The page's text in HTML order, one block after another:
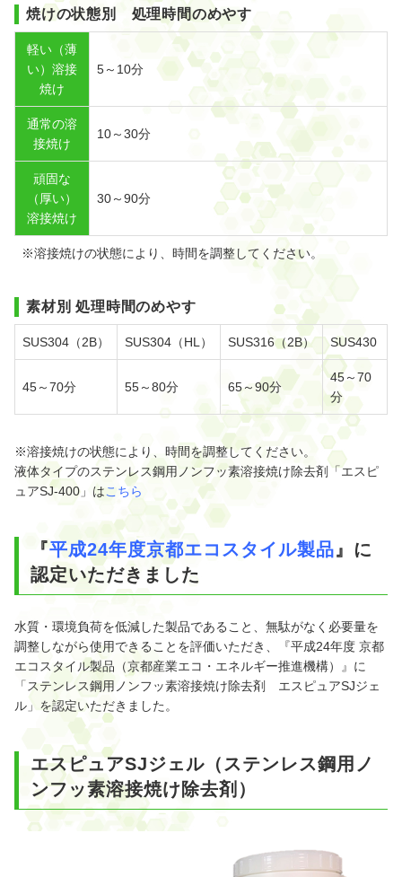
焼けの状態別 処理時間のめやす
軽い（薄
い）溶接
焼け
5～10分
通常の溶
接焼け
10～30分
頑固な
（厚い）
溶接焼け
30～90分
※溶接焼けの状態により、時間を調整してください。
素材別 処理時間のめやす
SUS304（2B） SUS304（HL） SUS316（2B） SUS430
45～70分 55～80分 65～90分
45～70
分
※溶接焼けの状態により、時間を調整してください。
液体タイプのステンレス鋼用ノンフッ素溶接焼け除去剤「エスピ
ュアSJ-400」はこちら
『平成24年度京都エコスタイル製品』に
認定いただきました
水質・環境負荷を低減した製品であること、無駄がなく必要量を
調整しながら使用できることを評価いただき、『平成24年度 京都
エコスタイル製品（京都産業エコ・エネルギー推進機構）』に
「ステンレス鋼用ノンフッ素溶接焼け除去剤 エスピュアSJジェ
ル」を認定いただきました。
エスピュアSJジェル（ステンレス鋼用ノ
ンフッ素溶接焼け除去剤）